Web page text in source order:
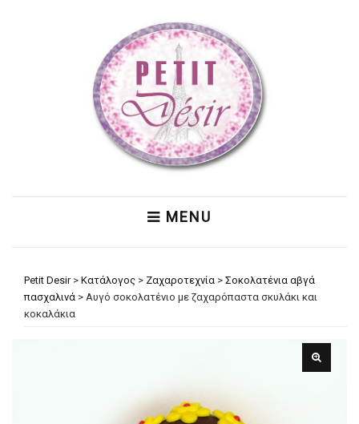
MENU
Petit Desir> Κατάλογος > Ζαχαροτεχνία > Σοκολατένια αβγά
πασχαλινά > Αυγό σοκολατένιο με ζαχαρόπαστα σκυλάκι και
κοκαλάκια